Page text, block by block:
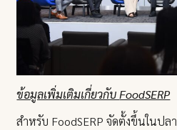
ข้อมูลเพิ่มเติมเกี่ยวกับFoodSERP
สำหรับ FoodSERP จัดตั้งขึ้นในป